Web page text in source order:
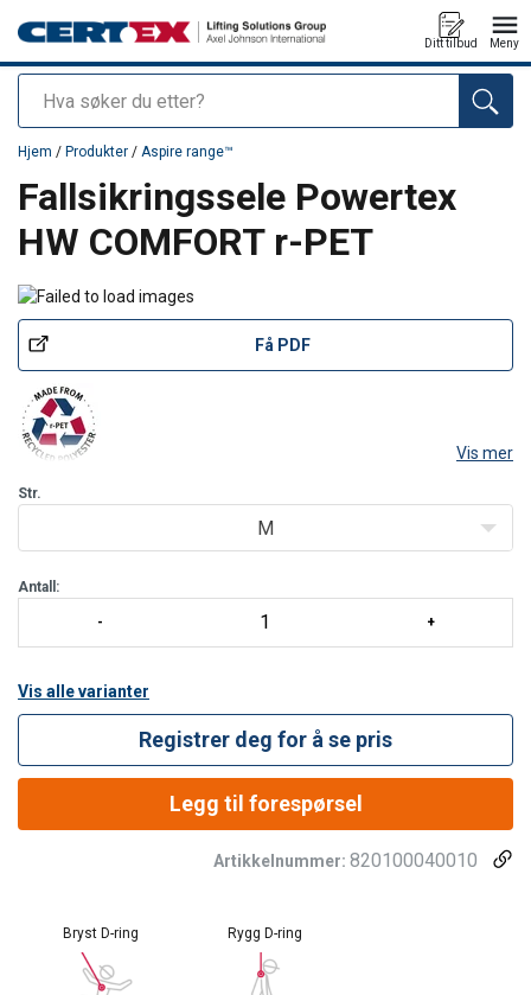
Søk
Ditt tilbud Meny
Produkt lagt i din handlekurv
Hjem / Produkter / Aspire range™
Fallsikringssele Powertex
HW COMFORT r-PET
Få PDF
Produktinformasjon
Powertex HW COMFORT er en allround sele for fallsikring. Den er
140 kg brukervekt. Den er godt designet og utstyrt med myk
skulderpolstring. Selen er svært rask og enkel å ta på ved hjelp av
høy-kvalitets kl
Vis mer
Str.
M
Antall:
Vis alle varianter
Registrer deg for å se pris
Legg til forespørsel
Artikkelnummer: 820100040010
Bryst D-ring Rygg D-ring